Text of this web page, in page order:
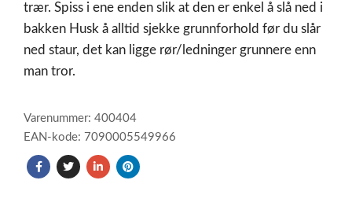
trær. Spiss i ene enden slik at den er enkel å slå ned i
bakken Husk å alltid sjekke grunnforhold før du slår
ned staur, det kan ligge rør/ledninger grunnere enn
man tror.
Varenummer: 400404
EAN-kode: 7090005549966